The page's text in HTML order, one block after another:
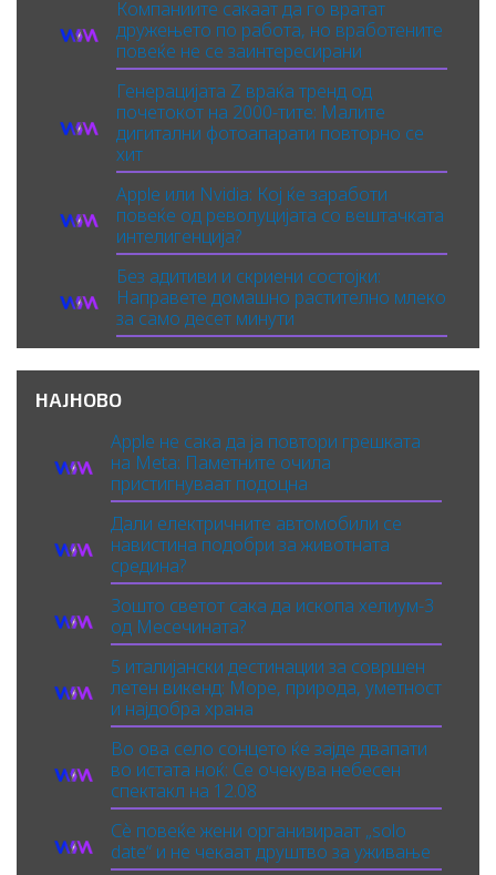
Компаниите сакаат да го вратат
дружењето по работа, но вработените
повеќе не се заинтересирани
Генерацијата Z враќа тренд од
почетокот на 2000-тите: Малите
дигитални фотоапарати повторно се
хит
Apple или Nvidia: Кој ќе заработи
повеќе од револуцијата со вештачката
интелигенција?
Без адитиви и скриени состојки:
Направете домашно растително млеко
за само десет минути
НАЈНОВО
Apple не сака да ја повтори грешката
на Meta: Паметните очила
пристигнуваат подоцна
Дали електричните автомобили се
навистина подобри за животната
средина?
Зошто светот сака да ископа хелиум-3
од Месечината?
5 италијански дестинации за совршен
летен викенд: Море, природа, уметност
и најдобра храна
Во ова село сонцето ќе зајде двапати
во истата ноќ: Се очекува небесен
спектакл на 12.08
Сè повеќе жени организираат „solo
date“ и не чекаат друштво за уживање